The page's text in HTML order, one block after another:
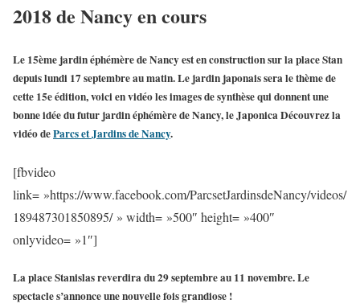
2018 de Nancy en cours
Le 15ème jardin éphémèrede Nancy est en construction sur la place Stan
depuis lundi 17 septembre au matin. Le jardin japonais sera le thème de
cette 15e édition, voici en vidéo les images de synthèse qui donnent une
bonne idée du futur jardin éphémère de Nancy, leJaponicaDécouvrez la
vidéo deParcs et Jardins de Nancy.
[fbvideo
link= »https://www.facebook.com/ParcsetJardinsdeNancy/videos/
189487301850895/ » width= »500″ height= »400″
onlyvideo= »1″]
La place Stanislas reverdiradu 29 septembre au 11 novembre. Le
spectacle s’annonce une nouvelle fois grandiose !